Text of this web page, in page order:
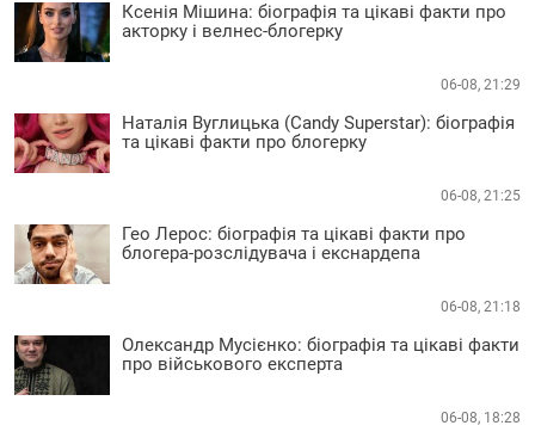
Ксенія Мішина: біографія та цікаві факти про
акторку і велнес-блогерку
06-08, 21:29
Наталія Вуглицька (Candy Superstar): біографія
та цікаві факти про блогерку
06-08, 21:25
Гео Лерос: біографія та цікаві факти про
блогера-розслідувача і екснардепа
06-08, 21:18
Олександр Мусієнко: біографія та цікаві факти
про військового експерта
06-08, 18:28